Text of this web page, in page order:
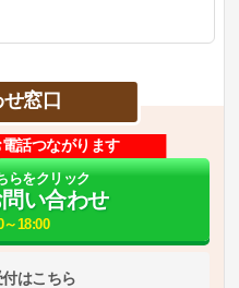
せ窓口
はこちら
電話つながります
らをクリック
い合わせ
18:00